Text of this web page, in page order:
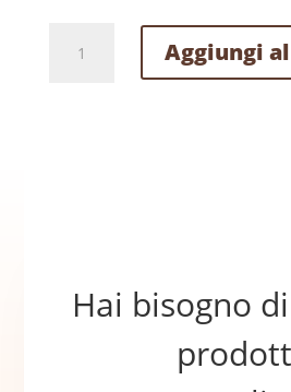
Aggiungi
Hai bisogno